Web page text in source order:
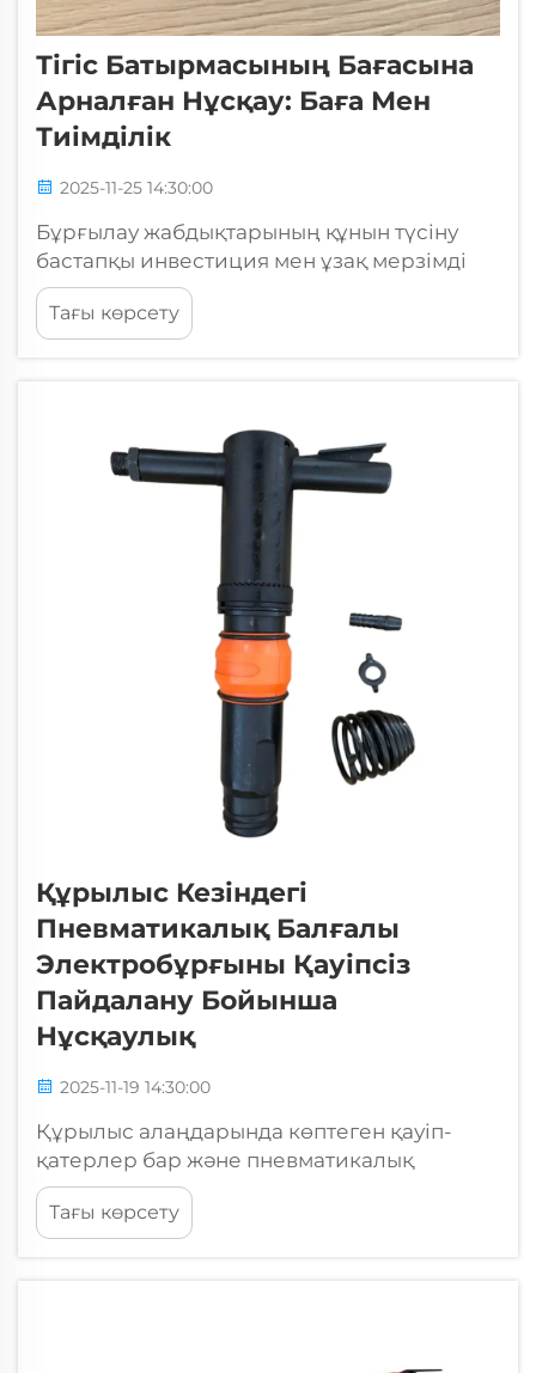
Тігіс Батырмасының Бағасына
Арналған Нұсқау: Баға Мен
Тиімділік
2025-11-25 14:30:00
Бұрғылау жабдықтарының құнын түсіну
бастапқы инвестиция мен ұзақ мерзімді
жұмыс өнімділігіне әсер ететін бірнеше
факторларды мұқият қарастыруды талап
етеді. Тігіс батырмасы бит бағаларын
Тағы көрсету
Құрылыс Кезіндегі
Пневматикалық Балғалы
Электробұрғыны Қауіпсіз
Пайдалану Бойынша
Нұсқаулық
2025-11-19 14:30:00
Құрылыс алаңдарында көптеген қауіп-
қатерлер бар және пневматикалық
балғалы электробұрғыны пайдалану
кезінде апаттар мен жарақаттарды
болдырмау үшін қауіпсіздік ережелеріне
Тағы көрсету